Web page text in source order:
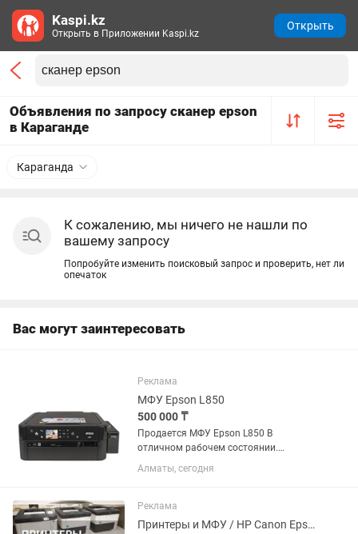
Объявления по запросу сканер epson
в Караганде
Караганда
К сожалению, мы ничего не нашли по
вашему запросу
Попробуйте изменить поисковый запрос и проверить, нет ли
опечаток
Вас могут заинтересовать
Реклама
МФУ Epson L850
500 000 ₸
Продается МФУ Epson L850 В
отличном рабочем состоянии.
Идеально подходит для печати
фотографий и цветных документов.
копир Цветная струйная печать с...
Алматы, сегодня
Реклама
Принтеры и МФУ / HP Canon Epson Xerox / Есть выбор
Kaspi.kz
Открыть в Приложении Kaspi.kz
Открыть